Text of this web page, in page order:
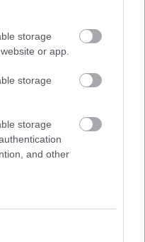
storage
or app.
storage
storage
and other